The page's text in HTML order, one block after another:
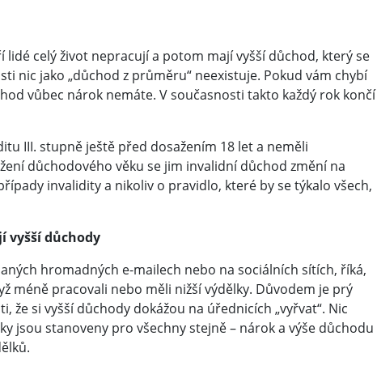
lidé celý život nepracují a potom mají vyšší důchod, který se
nic jako „důchod z průměru“ neexistuje. Pokud vám chybí
vůbec nárok nemáte. V současnosti takto každý rok končí
III. stupně ještě před dosažením 18 let a neměli
důchodového věku se jim invalidní důchod změní na
invalidity a nikoliv o pravidlo, které by se týkalo všech,
vyšší důchody
hromadných e-mailech nebo na sociálních sítích, říká,
méně pracovali nebo měli nižší výdělky. Důvodem je prý
že si vyšší důchody dokážou na úřednicích „vyřvat“. Nic
jsou stanoveny pro všechny stejně – nárok a výše důchodu